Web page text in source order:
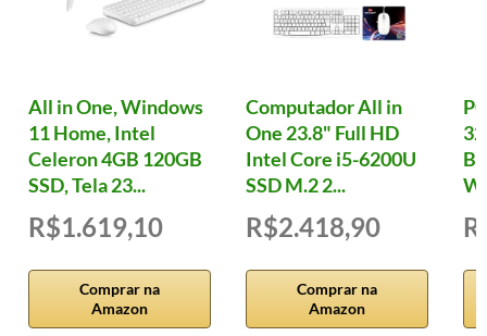
All in One, Windows
11 Home, Intel
Celeron 4GB 120GB
SSD, Tela 23...
R$1.619,10
Comprar na
Amazon
Computador All in
One 23.8" Full HD
Intel Core i5-6200U
SSD M.2 2...
R$2.418,90
Comprar na
Amazon